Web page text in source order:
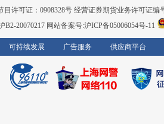
许可证：0908328号 经营证券期货业务许可证编
B2-20070217 网站备案号:沪ICP备05006054号-11
可持续发展 广告服务 供应商平台